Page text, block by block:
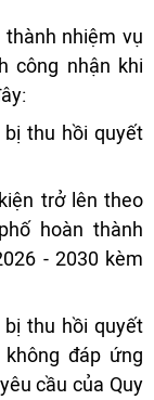
nhiệm vụ
công nhận khi
thu hồi quyết
trở lên theo
hoàn thành
- 2030 kèm
thu hồi quyết
đáp ứng
cầu của Quy